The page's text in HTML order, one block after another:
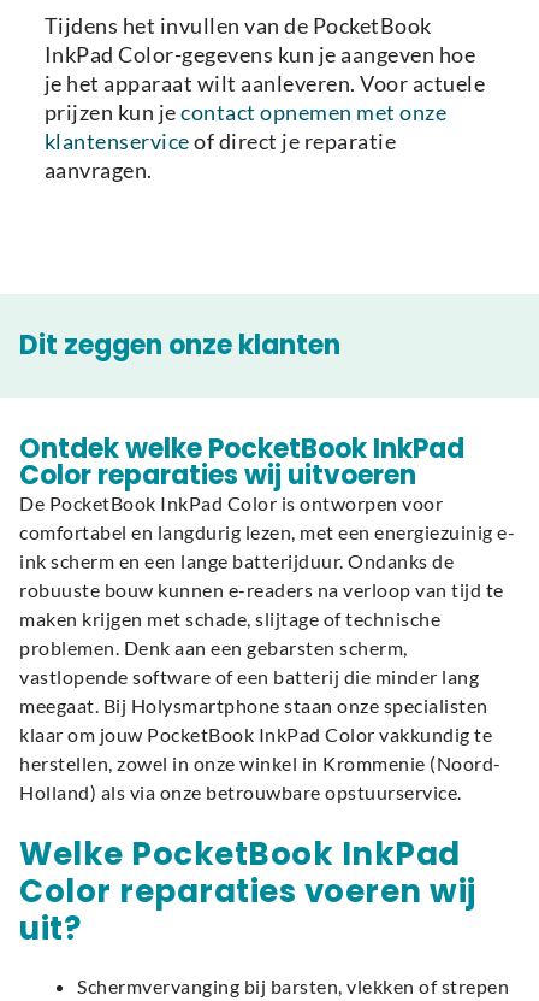
Tijdens het invullen van de PocketBook
InkPad Color-gegevens kun je aangeven hoe
je het apparaat wilt aanleveren. Voor actuele
prijzen kun jecontact opnemen met onze
klantenserviceof direct je reparatie
aanvragen.
Dit zeggen onze klanten
Ontdek welke PocketBook InkPad
Color reparaties wij uitvoeren
De PocketBook InkPad Color is ontworpen voor
comfortabel en langdurig lezen, met een energiezuinig e-
ink scherm en een lange batterijduur. Ondanks de
robuuste bouw kunnen e-readers na verloop van tijd te
maken krijgen met schade, slijtage of technische
problemen. Denk aan een gebarsten scherm,
vastlopende software of een batterij die minder lang
meegaat. Bij Holysmartphone staan onze specialisten
klaar om jouw PocketBook InkPad Color vakkundig te
herstellen, zowel in onze winkel in Krommenie (Noord-
Holland) als via onze betrouwbare opstuurservice.
Welke PocketBook InkPad
Color reparaties voeren wij
uit?
Schermvervanging bij barsten, vlekken of strepen